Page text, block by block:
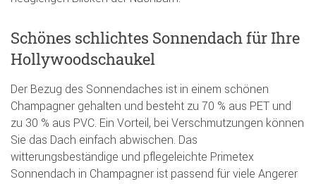
Schönes schlichtes Sonnendach für Ihre
Hollywoodschaukel
Der Bezug des Sonnendaches ist in einem schönen
Champagner gehalten und besteht zu 70 % aus PET und
zu 30 % aus PVC. Ein Vorteil, bei Verschmutzungen können
Sie das Dach einfach abwischen. Das
witterungsbeständige und pflegeleichte Primetex
Sonnendach in Champagner ist passend für viele Angerer